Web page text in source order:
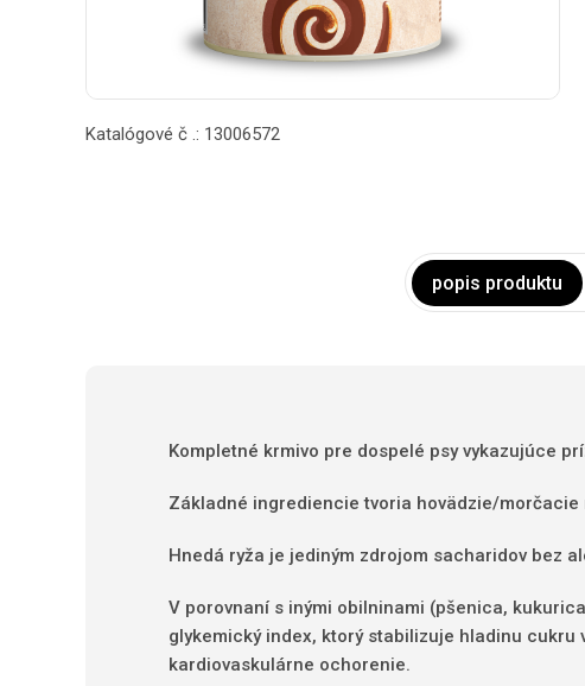
Katalógové č .: 13006572
popis produktu
Kompletné krmivo pre dospelé psy vykazujúce
Základné ingrediencie tvoria hovädzie/morčacie
Hnedá ryža je jediným zdrojom sacharidov bez
V porovnaní s inými obilninami (pšenica,
glykemický index, ktorý stabilizuje hladinu
kardiovaskulárne ochorenie.